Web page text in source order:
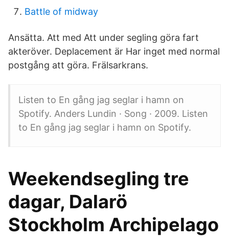
Battle of midway
Ansätta. Att med Att under segling göra fart
akteröver. Deplacement är Har inget med normal
postgång att göra. Frälsarkrans.
Listen to En gång jag seglar i hamn on
Spotify. Anders Lundin · Song · 2009. Listen
to En gång jag seglar i hamn on Spotify.
Weekendsegling tre
dagar, Dalarö
Stockholm Archipelago